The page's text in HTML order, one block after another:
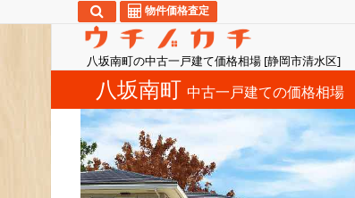
八坂南町の中古一戸建て価格相場 [静岡市清水区]
物件価格査定
八坂南町 中古一戸建ての価格相場